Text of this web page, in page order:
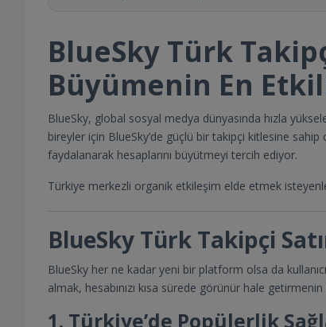
BlueSky Türk
Büyümenin En
BlueSky, global sosyal medya dünyasında hızla
bireyler için BlueSky’de güçlü bir takipçi kitlesine
faydalanarak hesaplarını büyütmeyi tercih ediyor.
Türkiye merkezli organik etkileşim elde etmek
BlueSky Türk Takipçi
BlueSky her ne kadar yeni bir platform olsa da
almak, hesabınızı kısa sürede görünür hale
1. Türkiye’de Popülerlik